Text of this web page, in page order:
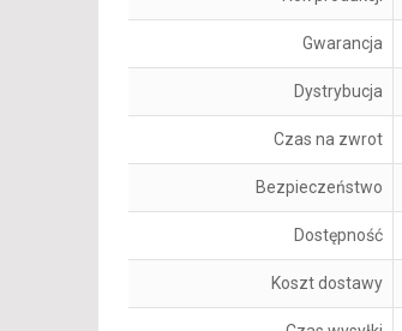
Gwarancja
Dystrybucja
Czas na zwrot
Bezpieczeństwo
Dostępność
Koszt dostawy